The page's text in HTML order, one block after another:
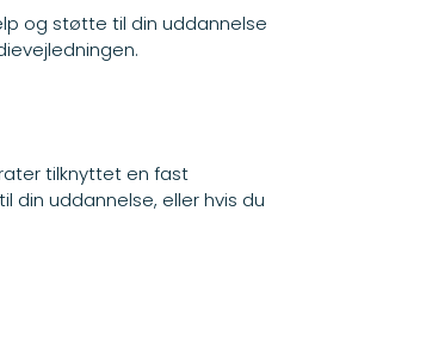
og støtte til din uddannelse
tilknyttet en fast
din uddannelse, eller hvis du